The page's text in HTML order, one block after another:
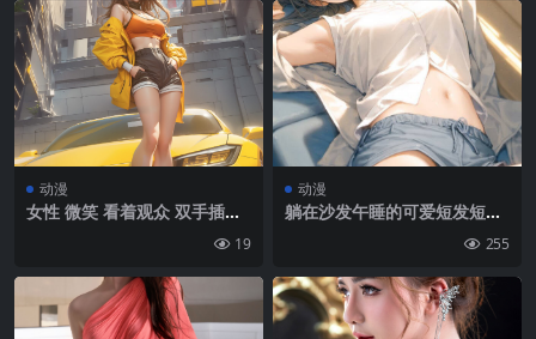
动漫
女性 微笑 看着观众 双手插在
数字艺术 插图 肖像展示 汽车
开放式夹克 黄色夹克 短裤 城
市 摩天大楼 正视图 建筑|160
9×2860
19
动漫
躺在沙发午睡的可爱短发短裤
255